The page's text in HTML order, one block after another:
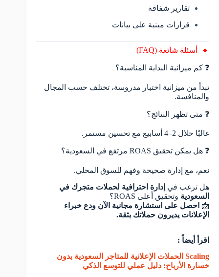
تقارير شفافة
قرارات مبنية على بيانات
🔹 أسئلة شائعة (FAQ)
❓ كم ميزانية البداية المناسبة؟
تبدأ من ميزانية اختبار مدروسة، تختلف حسب المجال
والمنافسة.
❓ متى تظهر النتائج؟
غالبًا خلال 2–4 أسابيع مع تحسين مستمر.
❓ هل يمكن تحقيق ROAS مرتفع في السعودية؟
نعم، مع إدارة صحيحة وفهم للسوق المحلي.
هل ترغب في إدارة احترافية لحملات متجرك في
السعودية وتحقيق أعلى ROAS؟
📩 احصل على استشارة مجانية الآن ودع خبراء
الإعلانات يديرون حملاتك بثقة.
اقرأ أيضاً :
Scaling الحملات الإعلانية للمتاجر السعودية بدون
خسارة الأرباح: دليل عملي للتوسع الذكي